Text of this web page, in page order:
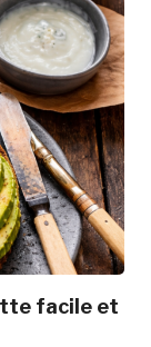
facile et